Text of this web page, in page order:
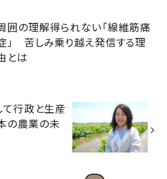
囲の理解得られない「線維筋痛
」 苦しみ乗り越え発信する理
とは
て行政と生産
の農業の未